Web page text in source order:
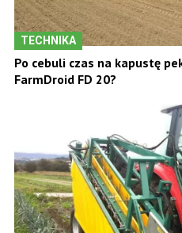
TECHNIKA
Po cebuli czas na kapustę
FarmDroid FD 20?